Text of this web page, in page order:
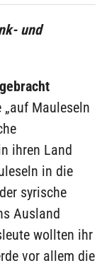
und
Mauleseln
ihren Land
in die
syrische
Ausland
wollten ihr
vor allem die